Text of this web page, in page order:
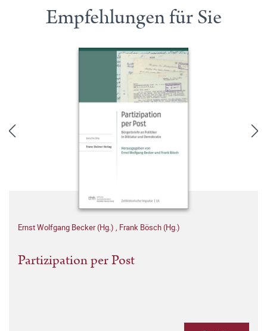
Empfehlungen für Sie
Ernst Wolfgang Becker (Hg.) , Frank Bösch (Hg.)
Partizipation per Post